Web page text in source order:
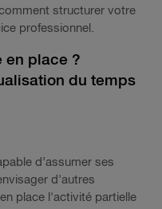
structurer votre
professionnel.
en place ?
du temps
d’assumer ses
d'autres
place l'activité partielle